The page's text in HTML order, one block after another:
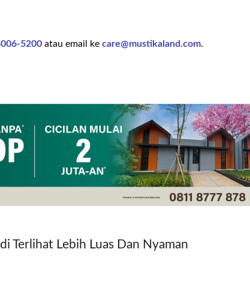
5200 atau email ke care@mustikaland.com.
Terlihat Lebih Luas Dan Nyaman